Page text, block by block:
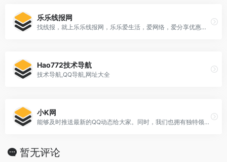
乐乐线报网
找线报，就上乐乐线报网，乐乐爱生活，爱网络，爱分享优惠券活动。网络人的烟火，熬不尽的网络江湖。专注活动，线报，赚客吧，教程分享，还有电脑技巧以及其他日常信息、游戏资讯等，总之就是网络那些事。
Hao772技术导航
技术导航,QQ导航,网址大全
小K网
能够及时推送最新的QQ动态给大家。同时，我们也拥有独特领域的游戏资源与多方面性质资源分享，让用户可以快速获取自己需要的资源。
暂无评论